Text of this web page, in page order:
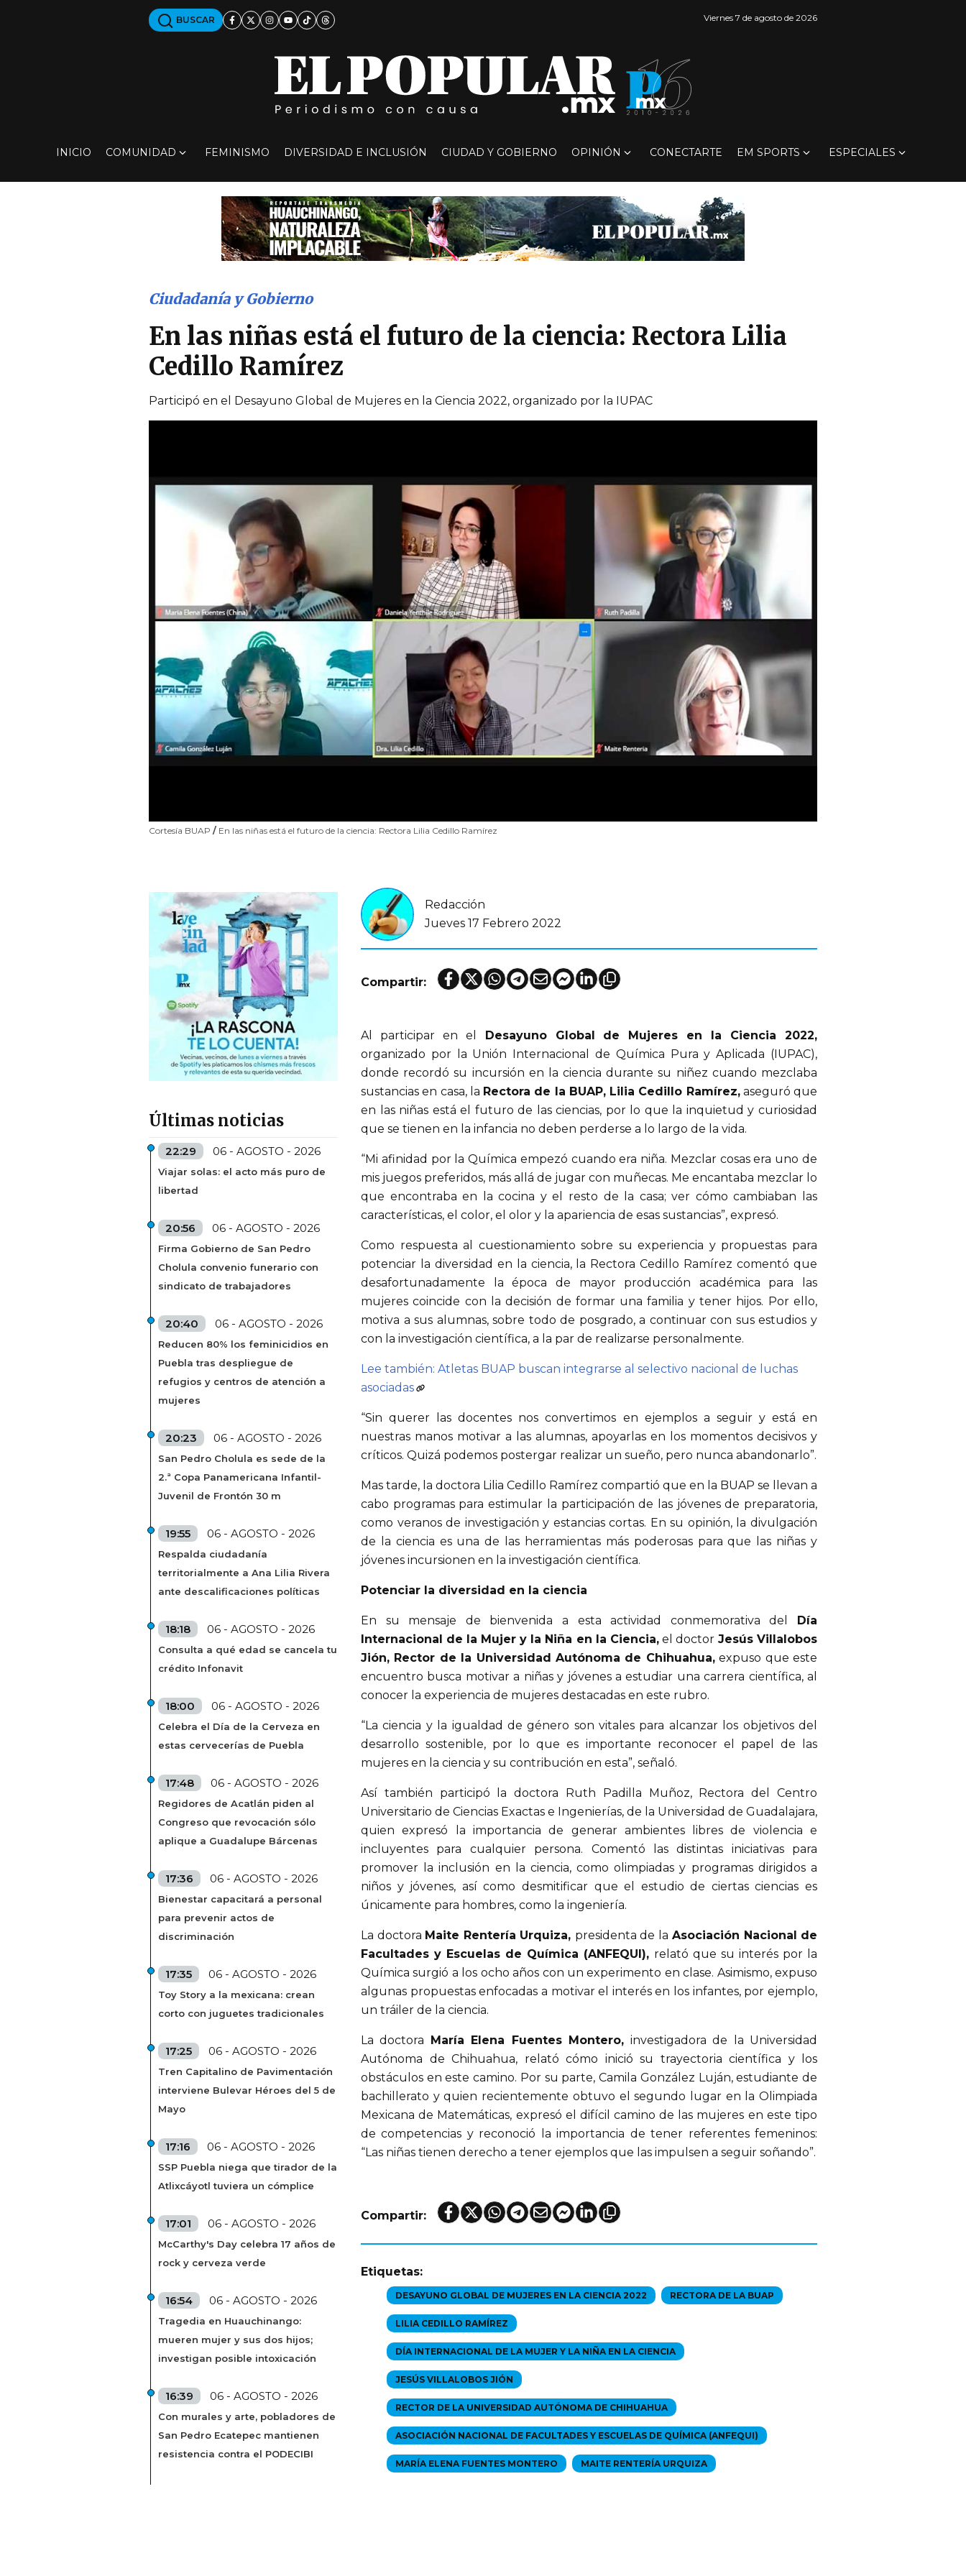
BUSCAR Viernes 7 de agosto de 2026
INICIO COMUNIDAD FEMINISMO DIVERSIDAD E INCLUSIÓN CIUDAD Y GOBIERNO OPINIÓN CONECTARTE EM SPORTS ESPECIALES
Cortesía BUAP / En las niñas está el futuro de la ciencia: Rectora Lilia Cedillo Ramírez
Ciudadanía y Gobierno
En las niñas está el futuro de la ciencia: Rectora Lilia
Cedillo Ramírez
Participó en el Desayuno Global de Mujeres en la Ciencia 2022, organizado por la IUPAC
Últimas noticias
22:29 06 - AGOSTO - 2026
Viajar solas: el acto más puro de
libertad
20:56 06 - AGOSTO - 2026
Firma Gobierno de San Pedro
Cholula convenio funerario con
sindicato de trabajadores
20:40 06 - AGOSTO - 2026
Reducen 80% los feminicidios en
Puebla tras despliegue de
refugios y centros de atención a
mujeres
20:23 06 - AGOSTO - 2026
San Pedro Cholula es sede de la
2.ª Copa Panamericana Infantil-
Juvenil de Frontón 30 m
19:55 06 - AGOSTO - 2026
Respalda ciudadanía
territorialmente a Ana Lilia Rivera
ante descalificaciones políticas
18:18 06 - AGOSTO - 2026
Consulta a qué edad se cancela tu
crédito Infonavit
18:00 06 - AGOSTO - 2026
Celebra el Día de la Cerveza en
estas cervecerías de Puebla
17:48 06 - AGOSTO - 2026
Regidores de Acatlán piden al
Congreso que revocación sólo
aplique a Guadalupe Bárcenas
17:36 06 - AGOSTO - 2026
Bienestar capacitará a personal
para prevenir actos de
discriminación
17:35 06 - AGOSTO - 2026
Toy Story a la mexicana: crean
corto con juguetes tradicionales
17:25 06 - AGOSTO - 2026
Tren Capitalino de Pavimentación
interviene Bulevar Héroes del 5 de
Mayo
17:16 06 - AGOSTO - 2026
SSP Puebla niega que tirador de la
Atlixcáyotl tuviera un cómplice
17:01 06 - AGOSTO - 2026
McCarthy's Day celebra 17 años de
rock y cerveza verde
16:54 06 - AGOSTO - 2026
Tragedia en Huauchinango:
mueren mujer y sus dos hijos;
investigan posible intoxicación
16:39 06 - AGOSTO - 2026
Con murales y arte, pobladores de
San Pedro Ecatepec mantienen
resistencia contra el PODECIBI
Redacción
Jueves 17 Febrero 2022
Compartir:
Al participar en el
Desayuno Global de Mujeres en la Ciencia 2022,
organizado por la Unión Internacional de Química Pura y Aplicada (IUPAC),
donde recordó su incursión en la ciencia durante su niñez cuando mezclaba
sustancias en casa, la Rectora de la BUAP, Lilia Cedillo Ramírez,aseguró que
en las niñas está el futuro de las ciencias, por lo que la inquietud y curiosidad
que se tienen en la infancia no deben perderse a lo largo de la vida.
“Mi afinidad por la Química empezó cuando era niña. Mezclar cosas era uno de
mis juegos preferidos, más allá de jugar con muñecas. Me encantaba mezclar lo
que encontraba en la cocina y el resto de la casa; ver cómo cambiaban las
características, el color, el olor y la apariencia de esas sustancias”, expresó.
Como respuesta al cuestionamiento sobre su experiencia y propuestas para
potenciar la diversidad en la ciencia, la Rectora Cedillo Ramírez comentó que
desafortunadamente la época de mayor producción académica para las
mujeres coincide con la decisión de formar una familia y tener hijos. Por ello,
motiva a sus alumnas, sobre todo de posgrado, a continuar con sus estudios y
con la investigación científica, a la par de realizarse personalmente.
Lee también: Atletas BUAP buscan integrarse al selectivo nacional de luchas
asociadas
“Sin querer las docentes nos convertimos en ejemplos a seguir y está en
nuestras manos motivar a las alumnas, apoyarlas en los momentos decisivos y
críticos. Quizá podemos postergar realizar un sueño, pero nunca abandonarlo”.
Mas tarde, la doctora Lilia Cedillo Ramírez compartió que en la BUAP se llevan a
cabo programas para estimular la participación de las jóvenes de preparatoria,
como veranos de investigación y estancias cortas. En su opinión, la divulgación
de la ciencia es una de las herramientas más poderosas para que las niñas y
jóvenes incursionen en la investigación científica.
Potenciar la diversidad en la ciencia
En su mensaje de bienvenida a esta actividad conmemorativa del Día
Internacional de la Mujer y la Niña en la Ciencia,el doctorJesús Villalobos
Jión, Rector de la Universidad Autónoma de Chihuahua,expuso que este
encuentro busca motivar a niñas y jóvenes a estudiar una carrera científica, al
conocer la experiencia de mujeres destacadas en este rubro.
“La ciencia y la igualdad de género son vitales para alcanzar los objetivos del
desarrollo sostenible, por lo que es importante reconocer el papel de las
mujeres en la ciencia y su contribución en esta”, señaló.
Así también participó la doctora Ruth Padilla Muñoz, Rectora del Centro
Universitario de Ciencias Exactas e Ingenierías, de la Universidad de Guadalajara,
quien expresó la importancia de generar ambientes libres de violencia e
incluyentes para cualquier persona. Comentó las distintas iniciativas para
promover la inclusión en la ciencia, como olimpiadas y programas dirigidos a
niños y jóvenes, así como desmitificar que el estudio de ciertas ciencias es
únicamente para hombres, como la ingeniería.
La doctora Maite Rentería Urquiza, presidenta de la Asociación Nacional de
Facultades y Escuelas de Química (ANFEQUI), relató que su interés por la
Química surgió a los ocho años con un experimento en clase. Asimismo, expuso
algunas propuestas enfocadas a motivar el interés en los infantes, por ejemplo,
un tráiler de la ciencia.
La doctora María Elena Fuentes Montero, investigadora de la Universidad
Autónoma de Chihuahua, relató cómo inició su trayectoria científica y los
obstáculos en este camino. Por su parte, Camila González Luján, estudiante de
bachillerato y quien recientemente obtuvo el segundo lugar en la Olimpiada
Mexicana de Matemáticas, expresó el difícil camino de las mujeres en este tipo
de competencias y reconoció la importancia de tener referentes femeninos:
“Las niñas tienen derecho a tener ejemplos que las impulsen a seguir soñando”.
Compartir:
Etiquetas:
DESAYUNO GLOBAL DE MUJERES EN LA CIENCIA 2022 RECTORA DE LA BUAP
LILIA CEDILLO RAMÍREZ
DÍA INTERNACIONAL DE LA MUJER Y LA NIÑA EN LA CIENCIA
JESÚS VILLALOBOS JIÓN
RECTOR DE LA UNIVERSIDAD AUTÓNOMA DE CHIHUAHUA
ASOCIACIÓN NACIONAL DE FACULTADES Y ESCUELAS DE QUÍMICA (ANFEQUI)
MARÍA ELENA FUENTES MONTERO MAITE RENTERÍA URQUIZA